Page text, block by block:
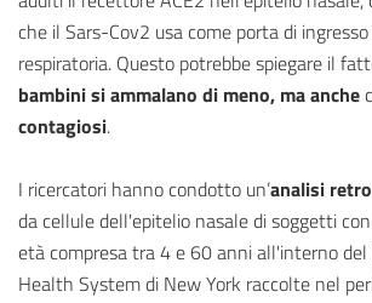
che il Sars-Cov2 usa come porta di
respiratoria. Questo potrebbe spiegare il
bambini si ammalano di meno, ma anche
contagiosi.
I ricercatori hanno condotto un’analisi
da cellule dell'epitelio nasale di soggetti
età compresa tra 4 e 60 anni all'interno
Health System di New York raccolte nel